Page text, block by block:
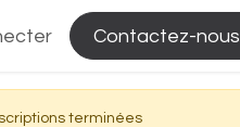
Contactez-nous
terminées